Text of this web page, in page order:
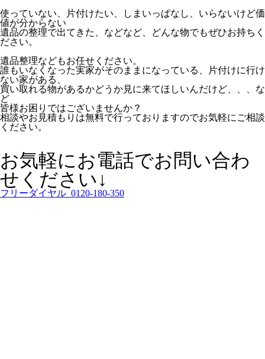
使っていない、片付けたい、しまいっぱなし、いらないけど価
値が分からない
遺品の整理で出てきた、などなど、どんな物でもぜひお持ちく
ださい。
遺品整理などもお任せください。
誰もいなくなった実家がそのままになっている、片付けに行け
ない家がある、
買い取れる物があるかどうか見に来てほしいんだけど、、、な
ど
皆様お困りではございませんか？
相談やお見積もりは無料で行っておりますのでお気軽にご相談
ください。
お気軽にお電話でお問い合わ
せください↓
フリーダイヤル 0120-180-350